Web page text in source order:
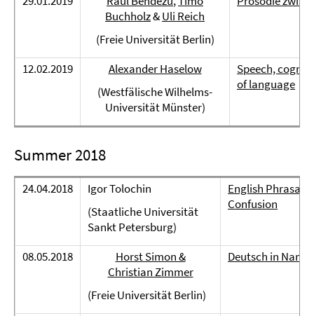
Buchholz&Uli Reich
(Freie Universität Berlin)
12.02.2019
Alexander Haselow
(Westfälische Wilhelms-
Universität Münster)
Speech,
of language
Summer 2018
24.04.2018
Igor Tolochin
(Staatliche Universität
Sankt Petersburg)
English Phrasal
Confusion
08.05.2018
Horst Simon &
Christian Zimmer
(Freie Universität Berlin)
Deutsch in